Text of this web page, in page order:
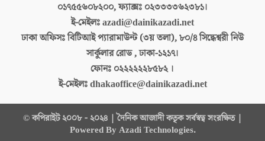
০১৭৫৫৬০৮২০০, ফ্যাক্সঃ ০২৩৩৩৩৬২৩৮১।
ই-মেইলঃazadi@dainikazadi.net
ঢাকা অফিসঃবিটিআই প্যারামাউন্ট (৩য় তলা), ৮০/৪ সিদ্ধেশ্বরী নিউ
সার্কুলার রোড , ঢাকা-১২১৭।
ফোনঃ ০২২২২২২৮৫৮২ ।
ই-মেইলঃdhakaoffice@dainikazadi.net
© কপিরাইট ২০০৮ - ২০২৪ | দৈনিক আজাদী কতৃক সর্বস্বত্ব সংরক্ষিত |
Powered By Azadi Technologies.